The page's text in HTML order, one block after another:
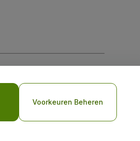
Voorkeuren Beheren